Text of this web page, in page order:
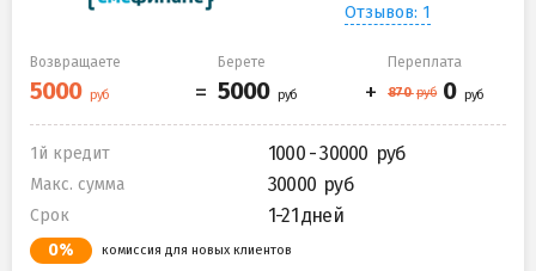
Отзывов: 1
Возвращаете Берете Переплата
1й кредит 1000 - 30000
Макс. сумма 30000
Срок 1-21 дней
0% комиссия для новых клиентов